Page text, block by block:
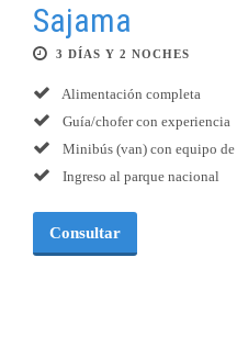
Sajama
3 DÍAS Y 2 NOCHES
Alimentación completa
Guía/chofer con experiencia
Minibús (van) con equipo
Ingreso al parque nacional
Consultar